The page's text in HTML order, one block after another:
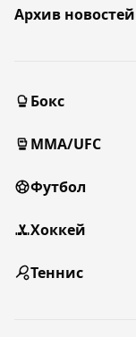
Архив новостей
Бокс
MMA/UFC
Футбол
Хоккей
Теннис